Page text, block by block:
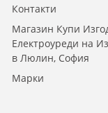
Контакти
Магазин Купи
Електроуреди на
в Люлин, София
Марки